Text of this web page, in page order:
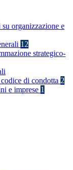
organizzazione e
12
strategico-
di condotta 2
e imprese 1